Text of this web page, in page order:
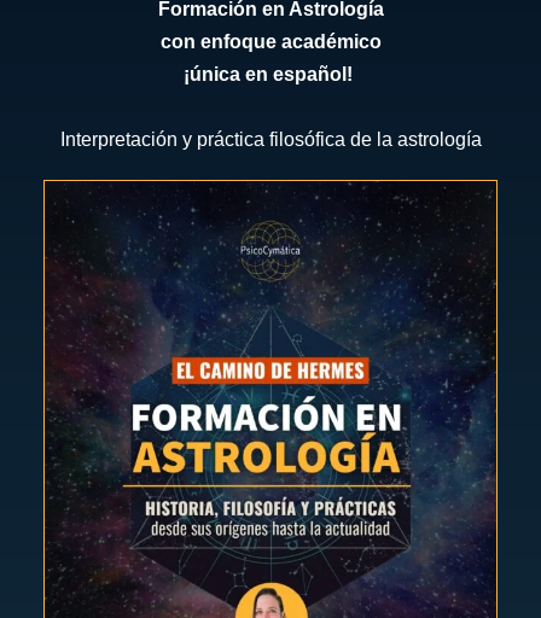
Formación en Astrología
con enfoque académico
¡única en español!
Interpretación y práctica filosófica de la astrología